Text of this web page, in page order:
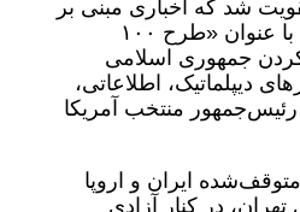
شد که اخباری مبنی بر
تهیه و پیشنهاد طرحی با عنوان «طرح ۱۰۰
جمهوری اسلامی
دیپلماتیک، اطلاعاتی،
منتخب آمریکا
ایران و اروپا
در کنار آزادی